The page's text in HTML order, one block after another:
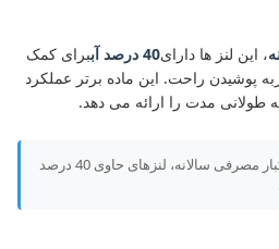
، این لنز ها دارای40 درصد آب
برای کمک
پوشیدن راحت. این ماده برتر عملکرد
طولانی مدت را ارائه می دهد.
کلمات کلیدی: لنزهای لمسی یکبار مصرفی سالانه، لنزهای حاوی 40 درصد